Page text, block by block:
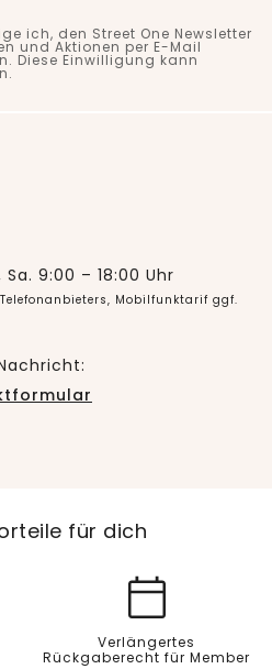
ich, den Street One Newsletter
und Aktionen per E-Mail
Diese Einwilligung kann
9:00 – 18:00 Uhr
Mobilfunktarif ggf.
für dich
Verlängertes
Rückgaberecht für Member